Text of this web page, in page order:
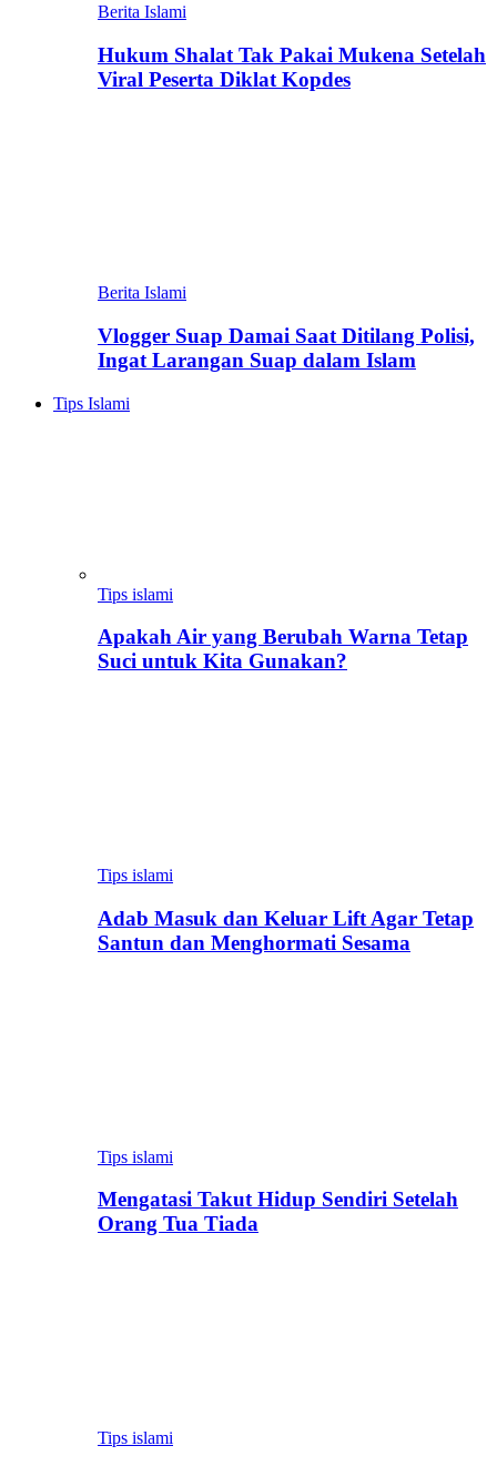
Berita Islami
Hukum Shalat Tak Pakai Mukena Setelah
Viral Peserta Diklat Kopdes
Berita Islami
Vlogger Suap Damai Saat Ditilang Polisi,
Ingat Larangan Suap dalam Islam
Tips Islami
Tips islami
Apakah Air yang Berubah Warna Tetap
Suci untuk Kita Gunakan?
Tips islami
Adab Masuk dan Keluar Lift Agar Tetap
Santun dan Menghormati Sesama
Tips islami
Mengatasi Takut Hidup Sendiri Setelah
Orang Tua Tiada
Tips islami